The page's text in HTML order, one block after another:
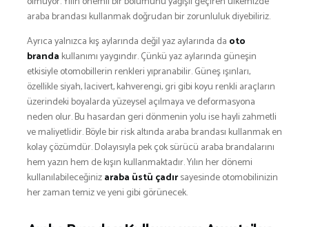
SNOWBOARD
SPOR & FİTNESS
TEKNE & YAT
TEKNOLOJİ
TENİS
TIRMANIŞ
YÜRÜYÜŞ
YÜZME
ARŞİVLER
araba brandası kullanmak doğrudan bir zorunluluk diyebiliriz.
Ayrıca yalnızca kış aylarında değil yaz aylarında da oto
branda kullanımı yaygındır. Çünkü yaz aylarında güneşin
etkisiyle otomobillerin renkleri yıpranabilir. Güneş ışınları,
özellikle siyah, lacivert, kahverengi, gri gibi koyu renkli araçların
üzerindeki boyalarda yüzeysel açılmaya ve deformasyona
neden olur. Bu hasardan geri dönmenin yolu ise hayli zahmetli
ve maliyetlidir. Böyle bir risk altında araba brandası kullanmak en
kolay çözümdür. Dolayısıyla pek çok sürücü araba brandalarını
hem yazın hem de kışın kullanmaktadır. Yılın her dönemi
kullanılabileceğinizaraba üstü çadırsayesinde otomobilinizin
her zaman temiz ve yeni gibi görünecek.